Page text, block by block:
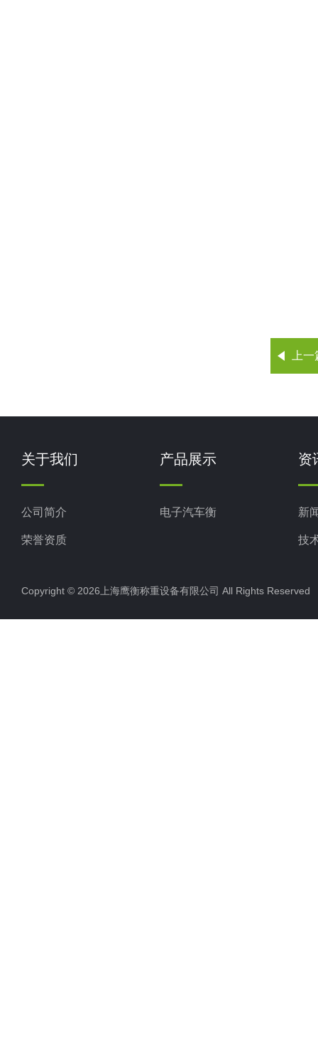
上
关于我们
公司简介
荣誉资质
产品展示
电子汽车衡
资
新
技
Copyright © 2026上海鹰衡称重设备有限公司 All Rights